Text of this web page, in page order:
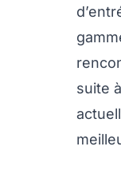
suite